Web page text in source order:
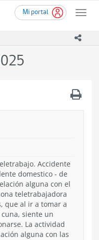
Mi portal
Toggle
Accidente
domestico - de
alguna con el
teletrabajadora
que al ir a tomar a
siente un
La actividad
alguna con las